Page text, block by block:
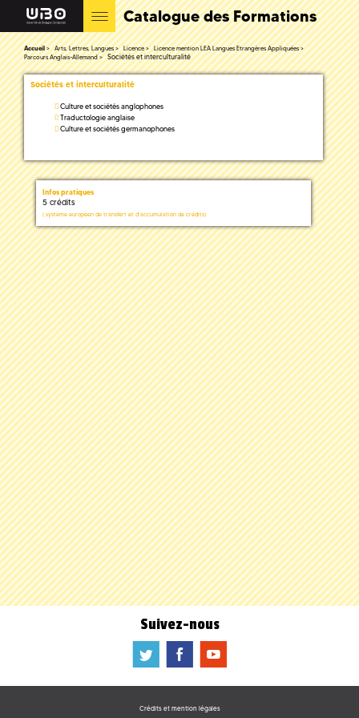
Catalogue des Formations
Accueil Arts, Lettres, Langues Licence
Licence mention LEA Langues Etrangères Appliquées
Parcours Anglais-Allemand
Sociétés et interculturalité
Sociétés et interculturalité
Culture et sociétés anglophones
Traductologie anglaise
Culture et sociétés germanophones
Infos pratiques
5 crédits
( système européen de transfert et d'accumulation de crédits)
Suivez-nous
a b f
Crédits et mention légales